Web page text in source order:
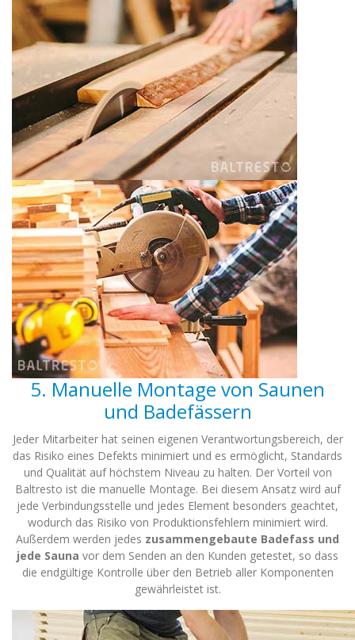
5. Manuelle Montage von Saunen
und Badefässern
Jeder Mitarbeiter hat seinen eigenen Verantwortungsbereich, der
das Risiko eines Defekts minimiert und es ermöglicht, Standards
und Qualität auf höchstem Niveau zu halten. Der Vorteil von
Baltresto ist die manuelle Montage. Bei diesem Ansatz wird auf
jede Verbindungsstelle und jedes Element besonders geachtet,
wodurch das Risiko von Produktionsfehlern minimiert wird.
Außerdem werden jedes zusammengebaute Badefass und
jede Sauna vor dem Senden an den Kunden getestet, so dass
die endgültige Kontrolle über den Betrieb aller Komponenten
gewährleistet ist.